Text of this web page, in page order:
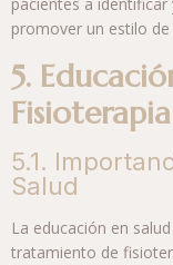
promover un estilo de
5.
5.1.
Salud
La educación en
tratamiento de